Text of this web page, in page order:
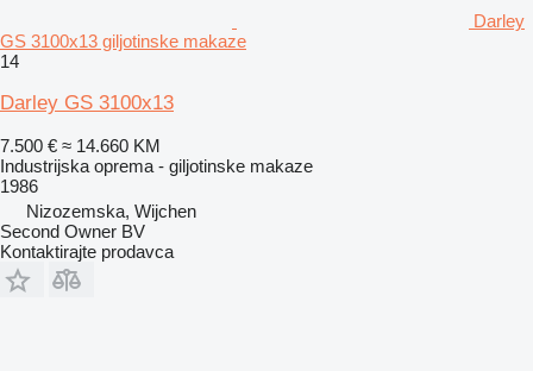
Darley
GS 3100x13 giljotinske makaze
14
Darley GS 3100x13
7.500 € ≈ 14.660 KM
Industrijska oprema - giljotinske makaze
1986
Nizozemska, Wijchen
Second Owner BV
Kontaktirajte prodavca